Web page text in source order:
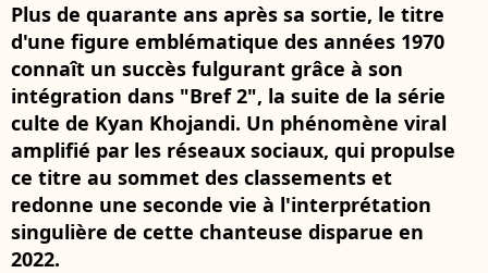
Plus de quarante ans après sa sortie, le titre
d'une figure emblématique des années 1970
connaît un succès fulgurant grâce à son
intégration dans "Bref 2", la suite de la série
culte de Kyan Khojandi. Un phénomène viral
amplifié par les réseaux sociaux, qui propulse
ce titre au sommet des classements et
redonne une seconde vie à l'interprétation
singulière de cette chanteuse disparue en
2022.